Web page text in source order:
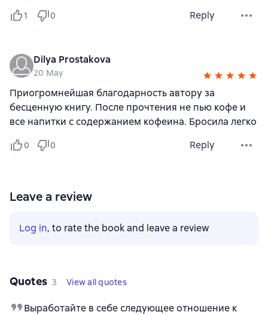
1 0 Reply
Dilya Prostakova
20 May
Приогромнейшая благодарность автору за
бесценную книгу. После прочтения не пью кофе и
все напитки с содержанием кофеина. Бросила легко
0 0 Reply
Leave a review
Log in, to rate the book and leave a review
Quotes 3 View all quotes
Выработайте в себе следующее отношение к